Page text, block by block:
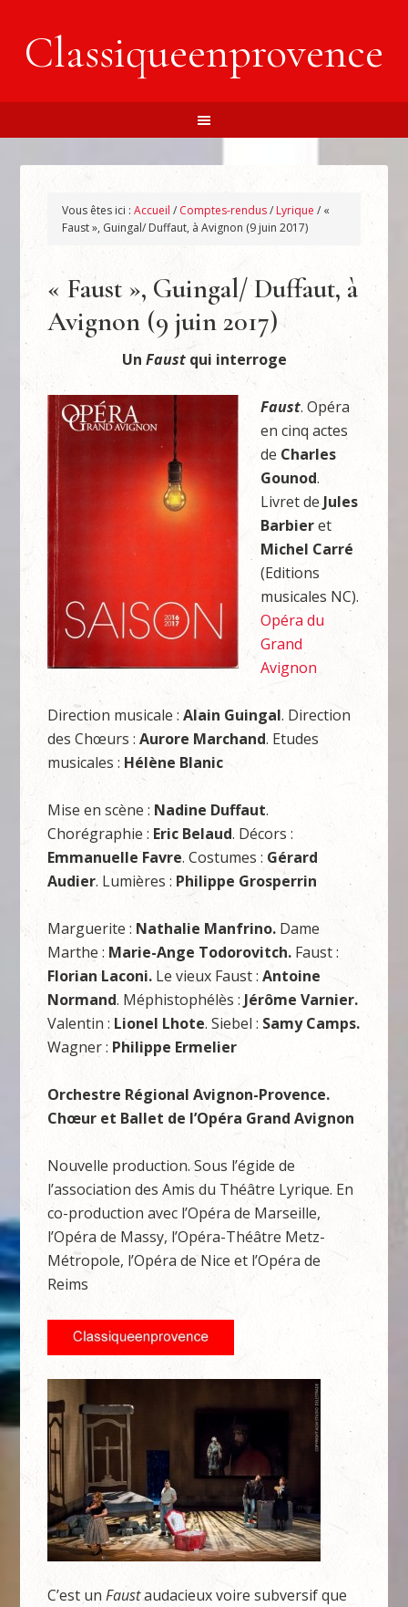
Classiqueenprovence
Vous êtes ici :Accueil / Comptes-rendus/ Lyrique / «
Faust », Guingal/ Duffaut, à Avignon (9 juin 2017)
« Faust », Guingal/ Duffaut, à
Avignon (9 juin 2017)
Un Faustqui interroge
Faust. Opéra
en cinq actes
de Charles
Gounod.
Livret deJules
Barbieret
Michel Carré
(Editions
musicales NC).
Opéra du
Grand
Avignon
Direction musicale :Alain Guingal. Direction
des Chœurs : Aurore Marchand. Etudes
musicales : Hélène Blanic
Mise en scène : Nadine Duffaut.
Chorégraphie : Eric Belaud. Décors :
Emmanuelle Favre. Costumes : Gérard
Audier. Lumières : Philippe Grosperrin
Marguerite : Nathalie Manfrino. Dame
Marthe : Marie-Ange Todorovitch. Faust :
Florian Laconi. Le vieux Faust :Antoine
Normand. Méphistophélès : Jérôme Varnier.
Valentin : Lionel Lhote. Siebel : Samy Camps.
Wagner : Philippe Ermelier
Orchestre Régional Avignon-Provence.
Chœur et Ballet de l’Opéra Grand Avignon
Nouvelle production. Sous l’égide de
l’association des Amis du Théâtre Lyrique. En
co-production avec l’Opéra de Marseille,
l’Opéra de Massy, l’Opéra-Théâtre Metz-
Métropole, l’Opéra de Nice et l’Opéra de
Reims
C’est unFaustaudacieux voire subversif que